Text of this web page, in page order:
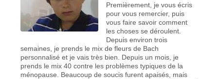
Premièrement, je vous écris
pour vous remercier, puis
vous faire savoir comment
les choses se déroulent.
Depuis environ trois
semaines, je prends le mix de fleurs de Bach
personnalisé et je vais très bien. Depuis un mois, je
prends le mix 40 contre les problèmes typiques de la
ménopause. Beaucoup de soucis furent apaisés, mais